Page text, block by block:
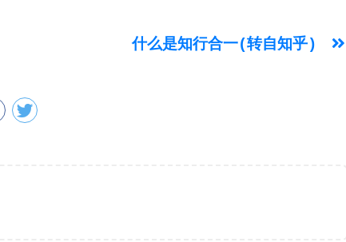
什么是知行合一(转自知乎)